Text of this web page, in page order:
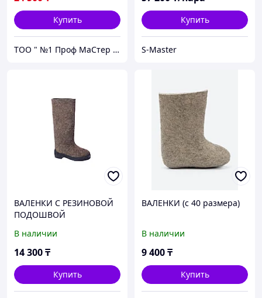
Купить
ТОО " №1 Проф МаСтер ZNZS"
Купить
S-Master
ВАЛЕНКИ С РЕЗИНОВОЙ
ПОДОШВОЙ
В наличии
14 300₸
Купить
ВАЛЕНКИ (с 40 размера)
В наличии
9 400₸
Купить